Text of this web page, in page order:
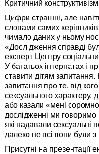
Критичний конструктивізм
Цифри страшні, але
словами самих
чимало даних у ньому
«Дослідження справді
експерт Центру
У багатьох інтернатах і
ставити дітям запитання.
запитання про те, від
сексуального характеру,
або казали «мені
дослідженні ми говоримо
які надавали сексуальні
далеко не всі вони були
Присутні на презентації